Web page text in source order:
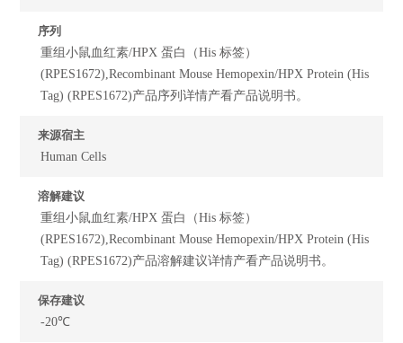
序列
重组小鼠血红素/HPX 蛋白（His 标签）
(RPES1672),Recombinant Mouse Hemopexin/HPX Protein (His
Tag) (RPES1672)产品序列详情产看产品说明书。
来源宿主
Human Cells
溶解建议
重组小鼠血红素/HPX 蛋白（His 标签）
(RPES1672),Recombinant Mouse Hemopexin/HPX Protein (His
Tag) (RPES1672)产品溶解建议详情产看产品说明书。
保存建议
-20℃